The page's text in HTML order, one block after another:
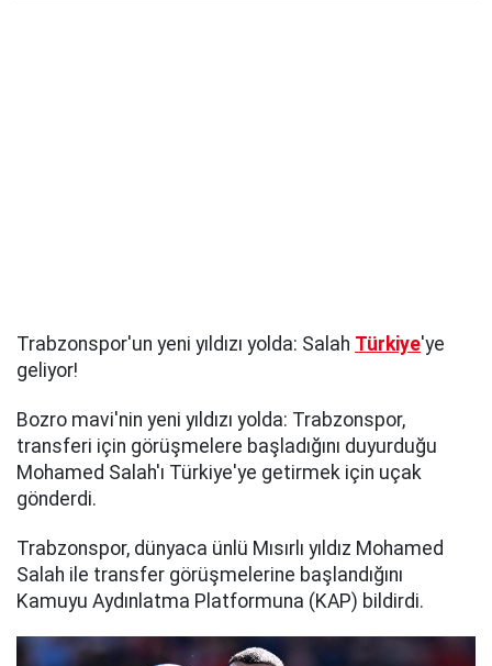
Trabzonspor'un yeni yıldızı yolda: Salah Türkiye'ye
geliyor!
Bozro mavi'nin yeni yıldızı yolda: Trabzonspor,
transferi için görüşmelere başladığını duyurduğu
Mohamed Salah'ı Türkiye'ye getirmek için uçak
gönderdi.
Trabzonspor, dünyaca ünlü Mısırlı yıldız Mohamed
Salah ile transfer görüşmelerine başlandığını
Kamuyu Aydınlatma Platformuna (KAP) bildirdi.